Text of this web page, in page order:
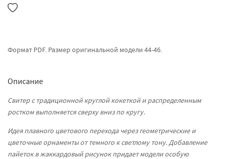
Формат PDF. Размер оригинальной модели 44-46.
Описание
Свитер с традиционной круглой кокеткой и распределенным
ростком выполняется сверху вниз по кругу.
Идея плавного цветового перехода через геометрические и
цветочные орнаменты от темного к светлому тону. Добавление
пайеток в жаккардовый рисунок придает модели особую